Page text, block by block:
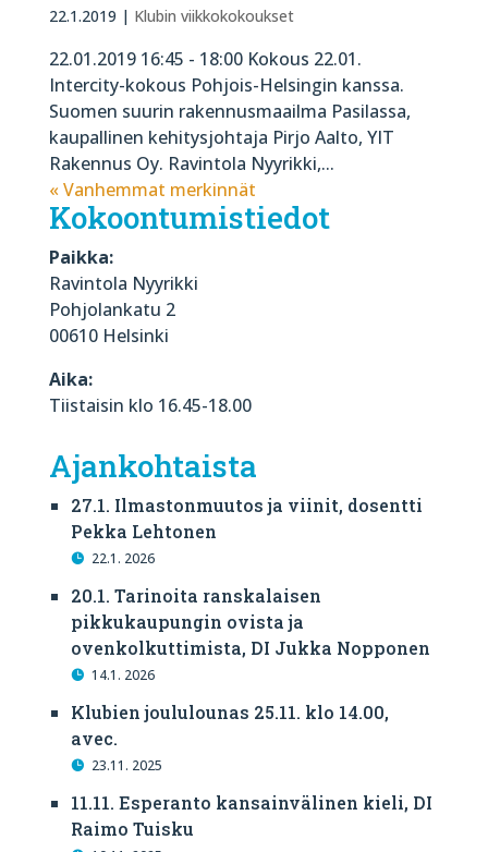
22.1.2019 | Klubin viikkokokoukset
22.01.2019 16:45 - 18:00 Kokous 22.01.
Intercity-kokous Pohjois-Helsingin kanssa.
Suomen suurin rakennusmaailma Pasilassa,
kaupallinen kehitysjohtaja Pirjo Aalto, YIT
Rakennus Oy. Ravintola Nyyrikki,...
« Vanhemmat merkinnät
Kokoontumistiedot
Paikka:
Ravintola Nyyrikki
Pohjolankatu 2
00610 Helsinki
Aika:
Tiistaisin klo 16.45-18.00
Ajankohtaista
27.1. Ilmastonmuutos ja viinit, dosentti
Pekka Lehtonen
22.1. 2026
20.1. Tarinoita ranskalaisen
pikkukaupungin ovista ja
ovenkolkuttimista, DI Jukka Nopponen
14.1. 2026
Klubien joululounas 25.11. klo 14.00,
avec.
23.11. 2025
11.11. Esperanto kansainvälinen kieli, DI
Raimo Tuisku